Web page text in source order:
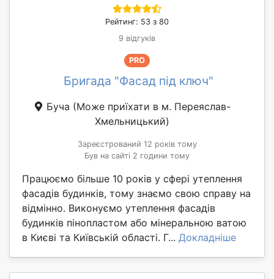
Рейтинг: 53 з 80
9 відгуків
PRO
Бригада "Фасад під ключ"
Буча (Може приїхати в м. Переяслав-
Хмельницький)
Зареєстрований 12 років тому
Був на сайті 2 години тому
Працюємо більше 10 років у сфері утеплення
фасадів будинків, тому знаємо свою справу на
відмінно. Виконуємо утеплення фасадів
будинків пінопластом або мінеральною ватою
в Києві та Київській області. Г... Докладніше